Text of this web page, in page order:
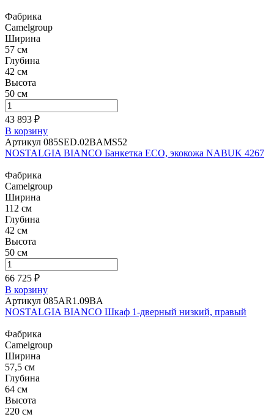
Фабрика
Camelgroup
Ширина
57 см
Глубина
42 см
Высота
50 см
43 893 ₽
В корзину
Артикул 085SED.02BAMS52
NOSTALGIA BIANCO Банкетка ECO, экокожа NABUK 4267
Фабрика
Camelgroup
Ширина
112 см
Глубина
42 см
Высота
50 см
66 725 ₽
В корзину
Артикул 085AR1.09BA
NOSTALGIA BIANCO Шкаф 1-дверный низкий, правый
Фабрика
Camelgroup
Ширина
57,5 см
Глубина
64 см
Высота
220 см